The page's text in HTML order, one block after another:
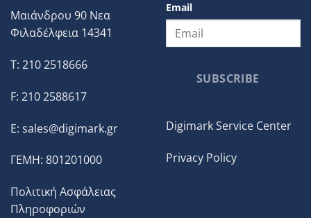
Μαιάνδρου 90 Νεα
Φιλαδέλφεια 14341
T: 210 2518666
F: 210 2588617
E: sales@digimark.gr
ΓΕΜΗ: 801201000
Πολιτική Ασφάλειας
Πληροφοριών
Email
SUBSCRIBE
Digimark Service Center
Privacy Policy